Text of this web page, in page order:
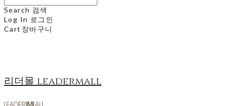
Search 검색
Log In 로그인
Cart 장바구니
리더몰 leadermall